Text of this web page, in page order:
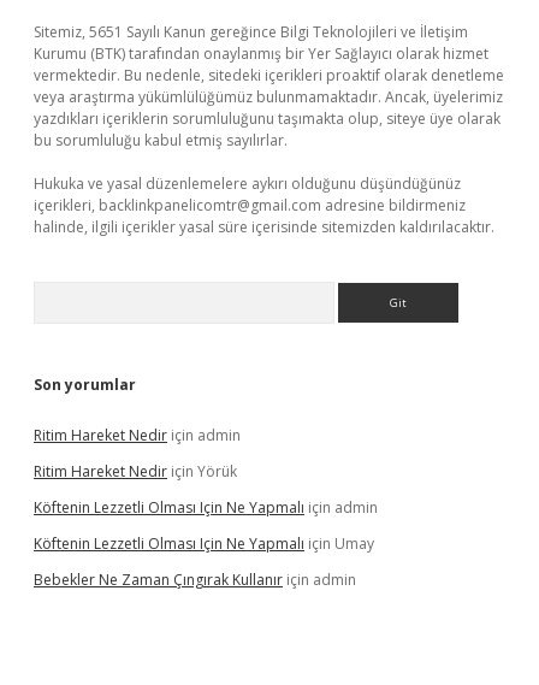
Sitemiz, 5651 Sayılı Kanun gereğince Bilgi Teknolojileri ve İletişim
Kurumu (BTK) tarafından onaylanmış bir Yer Sağlayıcı olarak hizmet
vermektedir. Bu nedenle, sitedeki içerikleri proaktif olarak denetleme
veya araştırma yükümlülüğümüz bulunmamaktadır. Ancak, üyelerimiz
yazdıkları içeriklerin sorumluluğunu taşımakta olup, siteye üye olarak
bu sorumluluğu kabul etmiş sayılırlar.
Hukuka ve yasal düzenlemelere aykırı olduğunu düşündüğünüz
içerikleri, backlinkpanelicomtr@gmail.com adresine bildirmeniz
halinde, ilgili içerikler yasal süre içerisinde sitemizden kaldırılacaktır.
Son yorumlar
Ritim Hareket Nedir için admin
Ritim Hareket Nedir için Yörük
Köftenin Lezzetli Olması Için Ne Yapmalı için admin
Köftenin Lezzetli Olması Için Ne Yapmalı için Umay
Bebekler Ne Zaman Çıngırak Kullanır için admin